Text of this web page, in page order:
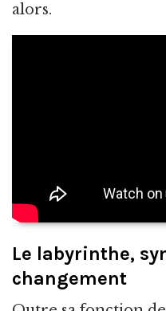
alors.
Le labyrinthe,
changement